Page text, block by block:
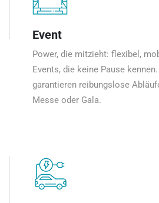
Event
Power, die mitzieht: flexibel,
Events, die keine Pause
garantieren reibungslose
Messe oder Gala.